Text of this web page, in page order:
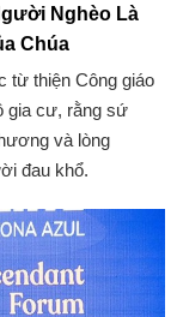
Nghèo Là
Chúa
từ thiện Công giáo
gia cư, rằng sứ
và lòng
đau khổ.